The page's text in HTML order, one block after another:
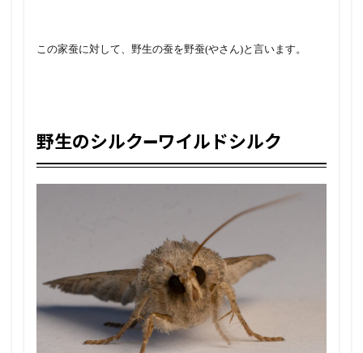
この家蚕に対して、野生の蚕を野蚕(やさん)と言います。
野生のシルク➖ワイルドシルク